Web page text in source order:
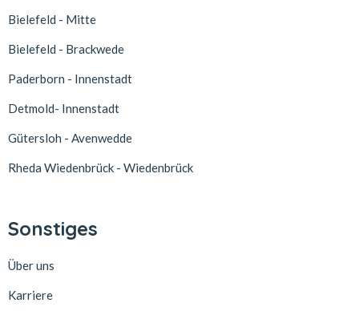
Bielefeld - Mitte
Bielefeld - Brackwede
Paderborn - Innenstadt
Detmold- Innenstadt
Gütersloh - Avenwedde
Rheda Wiedenbrück - Wiedenbrück
Sonstiges
Über uns
Karriere